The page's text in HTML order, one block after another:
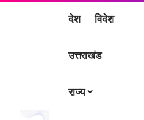
देश विदेश
उत्तराखंड
राज्य